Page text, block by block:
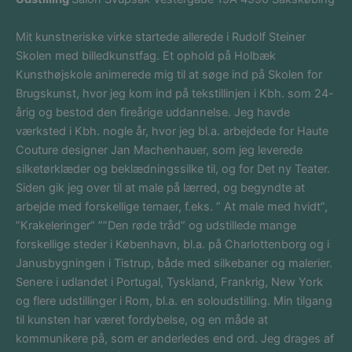
Mit kunstneriske virke startede allerede i Rudolf Steiner
Skolen med billedkunstfag. Et ophold på Holbæk
Kunsthøjskole animerede mig til at søge ind på Skolen for
Brugskunst, hvor jeg kom ind på tekstillinjen i Kbh. som 24-
årig og bestod den fireårige uddannelse. Jeg havde
værksted i Kbh. nogle år, hvor jeg bl.a. arbejdede for Haute
Couture designer Jan Machenhauer, som jeg leverede
silketørklæder og beklædningssilke til, og for Det ny Teater.
Siden gik jeg over til at male på lærred, og begyndte at
arbejde med forskellige temaer, f.eks. ” At male med hvidt”,
”Krakeleringer” ””Den røde tråd” og udstillede mange
forskellige steder i København, bl.a. på Charlottenborg og i
Janusbygningen i Tistrup, både med silkebaner og malerier.
Senere i udlandet i Portugal, Tyskland, Frankrig, New York
og flere udstillinger i Rom, bl.a. en soloudstilling. Min tilgang
til kunsten har været fordybelse, og en måde at
kommunikere på, som er anderledes end ord. Jeg drages af